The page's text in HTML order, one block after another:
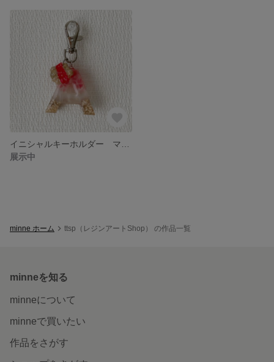
展示中
minne ホーム ttsp（レジンアートShop） の作品一覧
minneを知る
minneについて
minneで買いたい
作品をさがす